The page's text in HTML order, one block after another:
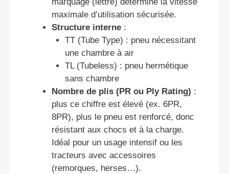
maximale d’utilisation sécurisée.
Structure interne :
TT (Tube Type) : pneu nécessitant
une chambre à air
TL (Tubeless) : pneu hermétique
sans chambre
Nombre de plis (PR ou Ply Rating) :
plus ce chiffre est élevé (ex. 6PR,
8PR), plus le pneu est renforcé, donc
résistant aux chocs et à la charge.
Idéal pour un usage intensif ou les
tracteurs avec accessoires
(remorques, herses…).